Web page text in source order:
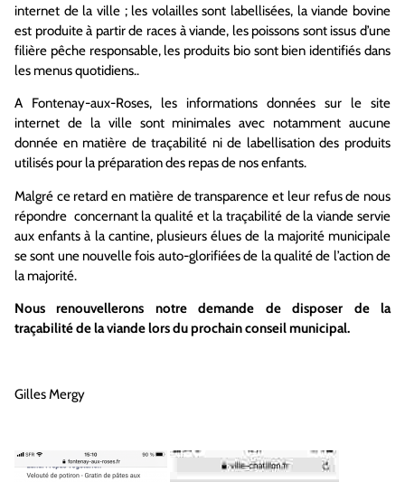
internet de la ville ; les volailles sont labellisées, la viande bovine
est produite à partir de races à viande, les poissons sont issus d’une
filière pêche responsable, les produits bio sont bien identifiés dans
les menus quotidiens..
A Fontenay-aux-Roses, les informations données sur le site
internet de la ville sont minimales avec notamment aucune
donnée en matière de traçabilité ni de labellisation des produits
utilisés pour la préparation des repas de nos enfants.
Malgré ce retard en matière de transparence et leur refus de nous
répondre concernant la qualité et la traçabilité de la viande servie
aux enfants à la cantine, plusieurs élues de la majorité municipale
se sont une nouvelle fois auto-glorifiées de la qualité de l’action de
la majorité.
Nous renouvellerons notre demande de disposer de la
traçabilité de la viande lors du prochain conseil municipal.
Gilles Mergy